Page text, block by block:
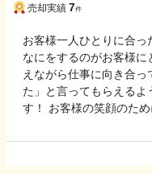
売却実績 7件
お客様一人ひとりに合
なにをするのがお客様
えながら仕事に向き合
た」と言ってもらえる
す！ お客様の笑顔のた